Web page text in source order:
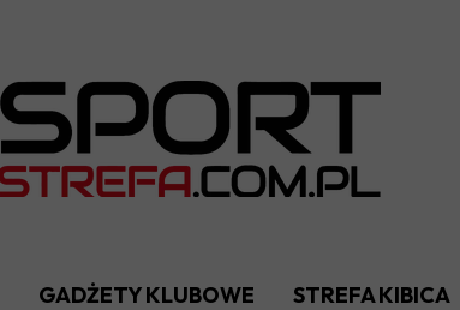
GADŻETY KLUBOWE STREFA KIBICA